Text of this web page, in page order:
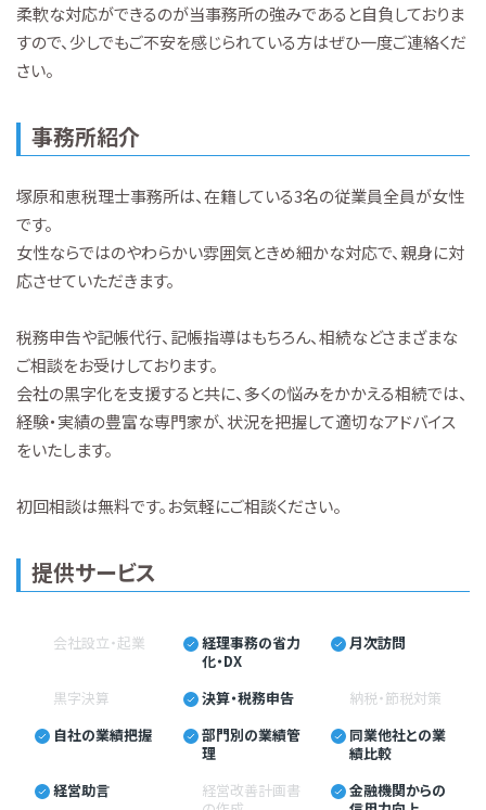
柔軟な対応ができるのが当事務所の強みであると自負しておりま
すので、少しでもご不安を感じられている方はぜひ一度ご連絡くだ
さい。
事務所紹介
塚原和恵税理士事務所は、在籍している3名の従業員全員が女性
です。
女性ならではのやわらかい雰囲気ときめ細かな対応で、親身に対
応させていただきます。
税務申告や記帳代行、記帳指導はもちろん、相続などさまざまな
ご相談をお受けしております。
会社の黒字化を支援すると共に、多くの悩みをかかえる相続では、
経験・実績の豊富な専門家が、状況を把握して適切なアドバイス
をいたします。
初回相談は無料です。お気軽にご相談ください。
提供サービス
会社設立・起業
経理事務の省力
化・DX
月次訪問
黒字決算 決算・税務申告
納税・節税対策
自社の業績把握
部門別の業績管
理
同業他社との業
績比較
経営助言
経営改善計画書
金融機関からの